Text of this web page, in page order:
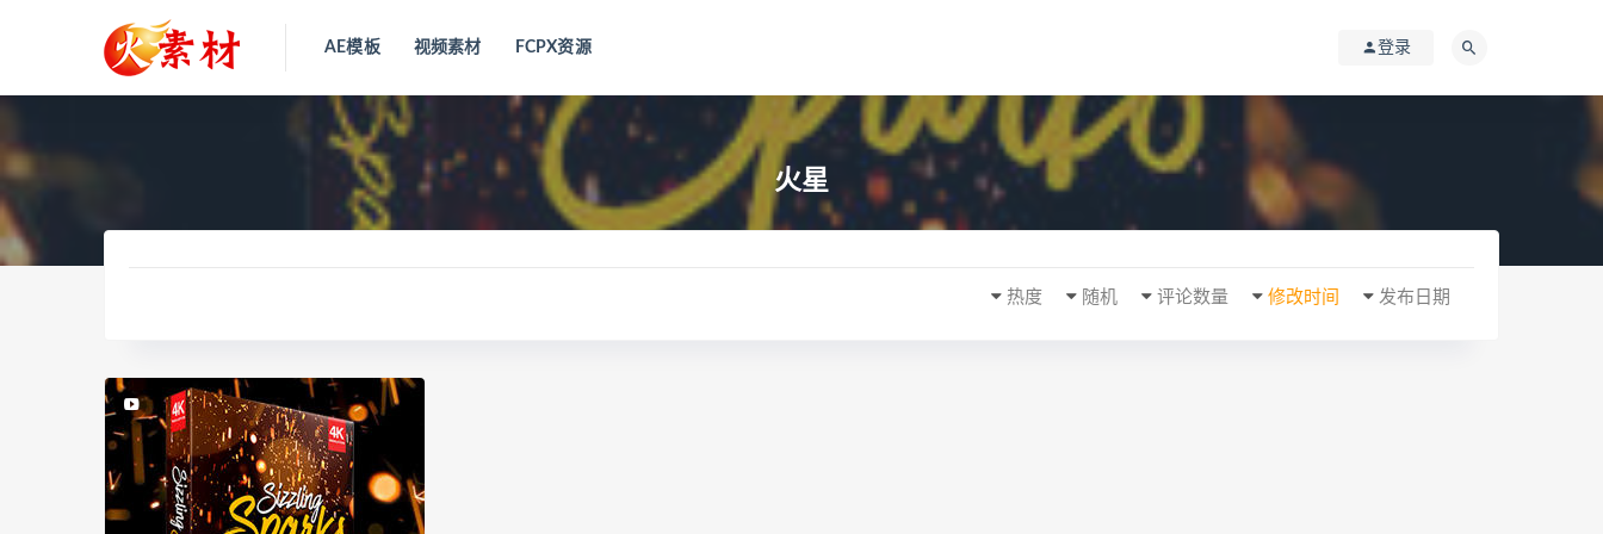
AE模板 视频素材 FCPX资源 登录
火星
发布日期
修改时间
评论数量
随机
热度